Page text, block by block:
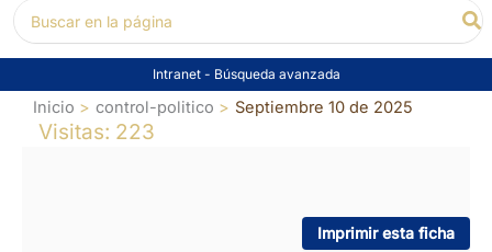
por:
Intranet - Búsqueda avanzada
Inicio control-politico Septiembre 10 de 2025
Visitas: 223
Imprimir esta ficha